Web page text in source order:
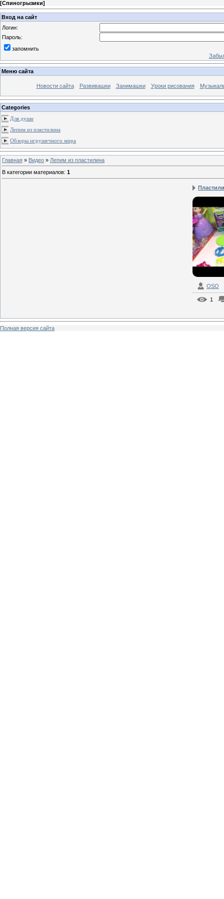
[Спиногрызики]
Вход на сайт
Логин:
Пароль:
запомнить
Меню сайта
Новости сайта Развивашки Занимашки Уроки рисования
Categories
Для души
Лепим из пластилина
Обзоры игрушечного мира
Главная » Видео » Лепим из пластилина
В категории материалов: 1
OSO
1
Полная версия сайта